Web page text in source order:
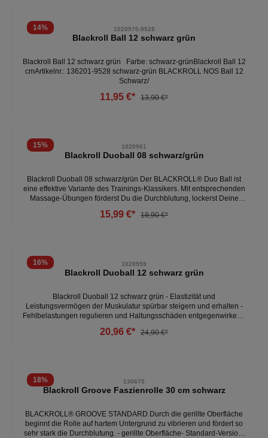
14% 1020970-9528
Blackroll Ball 12 schwarz grün
Blackroll Ball 12 schwarz grün Farbe: schwarz-grünBlackroll Ball 12
cmArtikelnr.: 136201-9528 schwarz-grün BLACKROLL NOS Ball 12
Schwarz/
11,95 €* 13,90 €*
15% 1020961
Blackroll Duoball 08 schwarz/grün
Blackroll Duoball 08 schwarz/grün Der BLACKROLL® Duo Ball ist
eine effektive Variante des Trainings-Klassikers. Mit entsprechenden
Massage-Übungen förderst Du die Durchblutung, lockerst Deine
Belastungsphasen für höhere Leistungsfähigkeit. - Maße: 8 cm
15,99 €* 18,90 €*
16% 1020959
Blackroll Duoball 12 schwarz grün
Blackroll Duoball 12 schwarz grün - Elastizität und
Leistungsvermögen der Muskulatur spürbar steigern und erhalten -
Fehlbelastungen regulieren und Haltungsschäden entgegenwirken -
gezielt regenerieren und Durchblutung steigern - Mit geringem
20,96 €* 24,90 €*
18% 130675
Blackroll Groove Faszienrolle 30 cm schwarz
BLACKROLL® GROOVE STANDARD Durch die gerillte Oberfläche
beginnt die Rolle auf hartem Untergrund zu vibrieren und fördert so
sehr stark die Durchblutung. - gerillte Oberfläche- Standard-Version-